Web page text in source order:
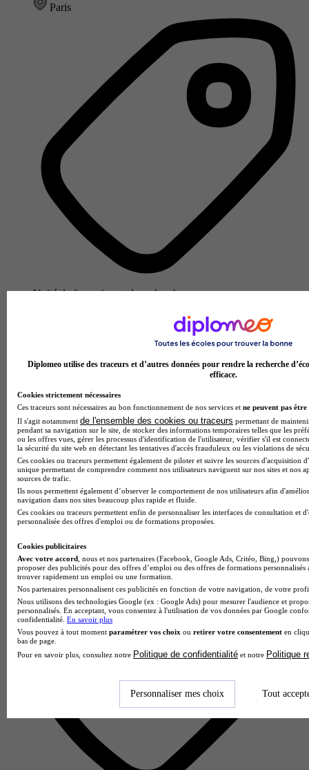
Paris
Unité de formation et de recherche
CAV
Aucun avis
Paris 12e
Diplomeo utilise des traceurs et d’autres données pour rendre la recherche
efficace.
Cookies strictement nécessaires
Ces traceurs sont nécessaires au bon fonctionnement de nos services et ne peuvent pas être
Il s'agit notamment de l'ensemble des cookies ou traceurs permettant de
pendant sa navigation sur le site, de stocker des informations temporaires telles que les
ou les offres vues, gérer les processus d'identification de l'utilisateur, vérifier s'il est
la sécurité du site web en détectant les tentatives d'accès frauduleux ou les violations de
Ces cookies ou traceurs permettent également de piloter et suivre les sources d'acquisition
unique permettant de comprendre comment nos utilisateurs naviguent sur nos sites et nos
sources de trafic.
Ils nous permettent également d’observer le comportement de nos utilisateurs afin
navigation dans nos sites beaucoup plus rapide et fluide.
Ces cookies ou traceurs permettent enfin de personnaliser les interfaces de consultation et
personnalisée des offres d'emploi ou de formations proposées.
Cookies publicitaires
Avec votre accord , nous et nos partenaires (Facebook, Google Ads, Critéo, Bing,)
proposer des publicités pour des offres d’emploi ou des offres de formations
trouver rapidement un emploi ou une formation.
Nos partenaires personnalisent ces publicités en fonction de votre navigation, de votre
Nous utilisons des technologies Google (ex : Google Ads) pour mesurer l'audience et
personnalisés. En acceptant, vous consentez à l'utilisation de vos données par Google
confidentialité. En savoir plus
Vous pouvez à tout moment paramétrer vos choix ou retirer votre consentement en
bas de page.
Pour en savoir plus, consultez notre Politique de confidentialité et notre Politique
Personnaliser mes choix Tout